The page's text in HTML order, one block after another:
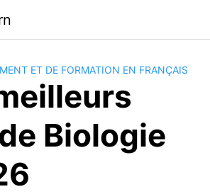
ET DE FORMATION EN FRANÇAIS
Biologie